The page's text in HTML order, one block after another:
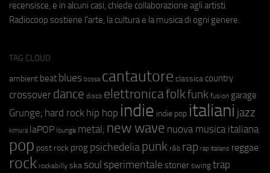
recensisce, e in alcuni casi, chiede collaborazione agli artisti.
Radiocoop sostiene l'arte, la cultura e la musica di ogni genere.
TAG CLOUD
ambient beat blues bossa cantautore classica country
crossover dance disco elettronicafolkfunk fusion garage
Grunge; hard rock hip hop indie indie pop italiani jazz
kimura laPOP lounge metal; new wave nuova musica italiana
pop post rock prog psichedeliapunk r&b rap rap italiano reggae
rock rockabilly ska soul sperimentale stoner swing trap